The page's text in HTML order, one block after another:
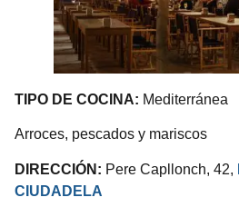
TIPO DE COCINA: Mediterránea
Arroces, pescados y mariscos
DIRECCIÓN: Pere Capllonch, 42,
CIUDADELA